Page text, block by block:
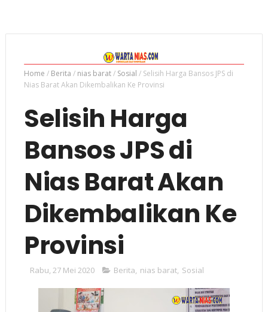
Home / Berita / nias barat/ Sosial / Selisih Harga Bansos JPS di
Nias Barat Akan Dikembalikan Ke Provinsi
Selisih Harga
Bansos JPS di
Nias Barat Akan
Dikembalikan Ke
Provinsi
Rabu, 27 Mei 2020 Berita, nias barat, Sosial